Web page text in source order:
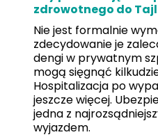
zdrowotnego do
Nie jest formalnie
zdecydowanie je
dengi w prywatnym
mogą sięgnąć
Hospitalizacja po
jeszcze więcej.
jedna z
wyjazdem.